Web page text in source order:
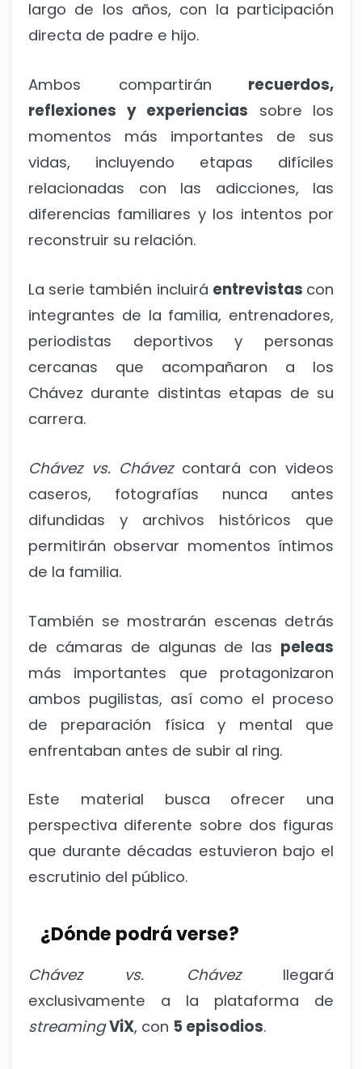
largo de los años, con la participación
directa de padre e hijo.
Ambos compartirán recuerdos,
reflexiones y experiencias sobre los
momentos más importantes de sus
vidas, incluyendo etapas difíciles
relacionadas con las adicciones, las
diferencias familiares y los intentos por
reconstruir su relación.
La serie también incluirá entrevistas con
integrantes de la familia, entrenadores,
periodistas deportivos y personas
cercanas que acompañaron a los
Chávez durante distintas etapas de su
carrera.
Chávez vs. Chávez contará con videos
caseros, fotografías nunca antes
difundidas y archivos históricos que
permitirán observar momentos íntimos
de la familia.
También se mostrarán escenas detrás
de cámaras de algunas de las peleas
más importantes que protagonizaron
ambos pugilistas, así como el proceso
de preparación física y mental que
enfrentaban antes de subir al ring.
Este material busca ofrecer una
perspectiva diferente sobre dos figuras
que durante décadas estuvieron bajo el
escrutinio del público.
¿Dónde podrá verse?
Chávez vs. Chávez llegará
exclusivamente a la plataforma de
streamingViX, con 5 episodios.